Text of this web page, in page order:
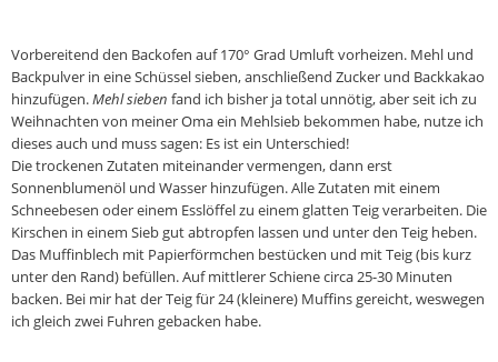
Vorbereitend den Backofen auf 170° Grad Umluft vorheizen. Mehl und
Backpulver in eine Schüssel sieben, anschließend Zucker und Backkakao
hinzufügen.Mehl sieben fand ich bisher ja total unnötig, aber seit ich zu
Weihnachten von meiner Oma ein Mehlsieb bekommen habe, nutze ich
dieses auch und muss sagen: Es ist ein Unterschied!
Die trockenen Zutaten miteinander vermengen, dann erst
Sonnenblumenöl und Wasser hinzufügen. Alle Zutaten mit einem
Schneebesen oder einem Esslöffel zu einem glatten Teig verarbeiten. Die
Kirschen in einem Sieb gut abtropfen lassen und unter den Teig heben.
Das Muffinblech mit Papierförmchen bestücken und mit Teig (bis kurz
unter den Rand) befüllen. Auf mittlerer Schiene circa 25-30 Minuten
backen. Bei mir hat der Teig für 24 (kleinere) Muffins gereicht, weswegen
ich gleich zwei Fuhren gebacken habe.